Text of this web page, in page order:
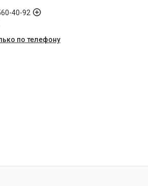
40-92
по телефону